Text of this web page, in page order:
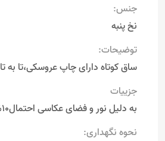
جنس:
نخ پنبه
توضیحات:
ساق کوتاه دارای چاپ عروسکی،تا به تا
جزییات
به دلیل نور و فضای عکاسی احتمال10%تغییررنگ وجود دارد
نحوه نگهداری: